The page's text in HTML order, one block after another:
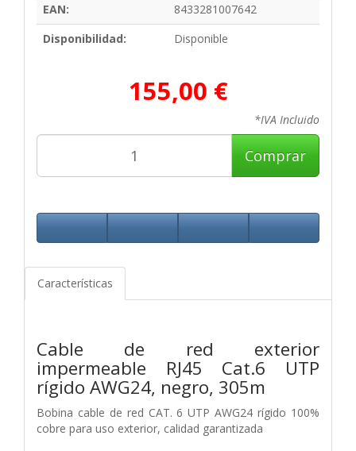
EAN:
8433281007642
Disponibilidad:
Disponible
155,00 €
*IVA Incluido
Comprar
Características
Cable de red exterior
impermeable RJ45 Cat.6 UTP
rígido AWG24, negro, 305m
Bobina cable de red CAT. 6 UTP AWG24 rígido 100%
cobre para uso exterior, calidad garantizada